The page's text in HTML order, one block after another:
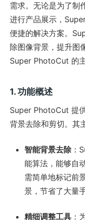
需求。无论是为了制
进行产品展示，
便捷的解决方案。
除图像背景，提升图
Super PhotoCut 的
1. 功能概述
Super PhotoCut 提
背景去除和剪切。其
智能背景去除：
能算法，能够自
需简单地标记前
景，节省了大量
精细调整工具 ：